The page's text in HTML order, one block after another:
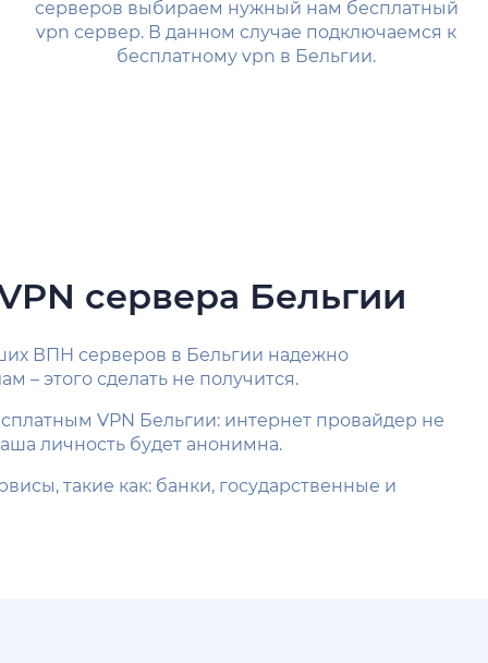
серверов выбираем нужный нам бесплатный
vpn сервер. В данном случае подключаемся к
бесплатному vpn в Бельгии.
сервера Бельгии
ВПН серверов в Бельгии надежно
– этого сделать не получится.
VPN Бельгии: интернет провайдер не
личность будет анонимна.
такие как: банки, государственные и